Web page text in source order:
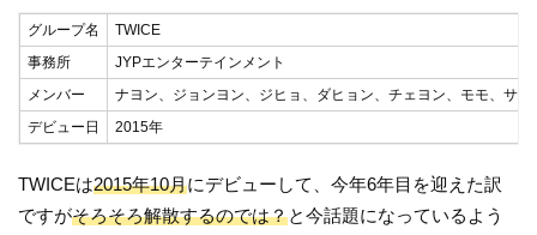
グループ名
TWICE
事務所
JYPエンターテインメント
メンバー
ナヨン、ジョンヨン、ジヒョ、ダヒョン、チェヨン、モモ、サ
デビュー日
2015年
TWICEは2015年10月にデビューして、今年6年目を迎えた訳
ですがそろそろ解散するのでは？と今話題になっているよう